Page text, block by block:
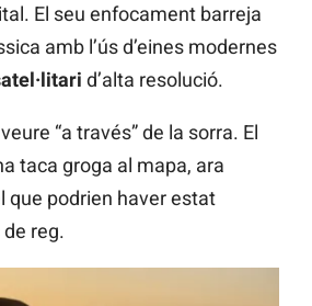
El seu enfocament barreja
amb l’ús d’eines modernes
d’alta resolució.
“a través” de la sorra. El
taca groga al mapa, ara
que podrien haver estat
reg.